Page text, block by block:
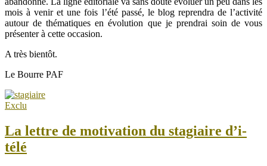
mois à venir et une fois l’été passé, le blog reprendra de l’activité
autour de thématiques en évolution que je prendrai soin de vous
présenter à cette occasion.
A très bientôt.
Le Bourre PAF
Exclu
La lettre de motivation du stagiaire d’i-
télé